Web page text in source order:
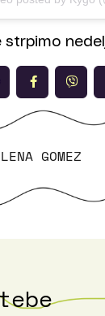
strpimo
GOMEZ